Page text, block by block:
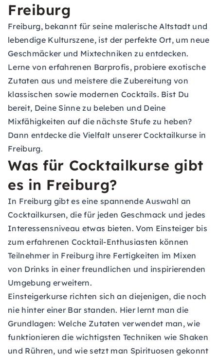
Freiburg
Freiburg, bekannt für seine malerische Altstadt und
lebendige Kulturszene, ist der perfekte Ort, um neue
Geschmäcker und Mixtechniken zu entdecken.
Lerne von erfahrenen Barprofis, probiere exotische
Zutaten aus und meistere die Zubereitung von
klassischen sowie modernen Cocktails. Bist Du
bereit, Deine Sinne zu beleben und Deine
Mixfähigkeiten auf die nächste Stufe zu heben?
Dann entdecke die Vielfalt unserer Cocktailkurse in
Freiburg.
Was für Cocktailkurse gibt
es in Freiburg?
In Freiburg gibt es eine spannende Auswahl an
Cocktailkursen, die für jeden Geschmack und jedes
Interessensniveau etwas bieten. Vom Einsteiger bis
zum erfahrenen Cocktail-Enthusiasten können
Teilnehmer in Freiburg ihre Fertigkeiten im Mixen
von Drinks in einer freundlichen und inspirierenden
Umgebung erweitern.
Einsteigerkurse richten sich an diejenigen, die noch
nie hinter einer Bar standen. Hier lernt man die
Grundlagen: Welche Zutaten verwendet man, wie
funktionieren die wichtigsten Techniken wie Shaken
und Rühren, und wie setzt man Spirituosen gekonnt